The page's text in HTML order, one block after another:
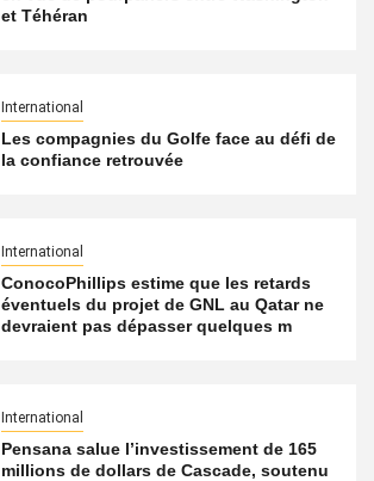
et Téhéran
International
Les compagnies du Golfe face au défi de
la confiance retrouvée
International
ConocoPhillips estime que les retards
éventuels du projet de GNL au Qatar ne
devraient pas dépasser quelques m
International
Pensana salue l’investissement de 165
millions de dollars de Cascade, soutenu